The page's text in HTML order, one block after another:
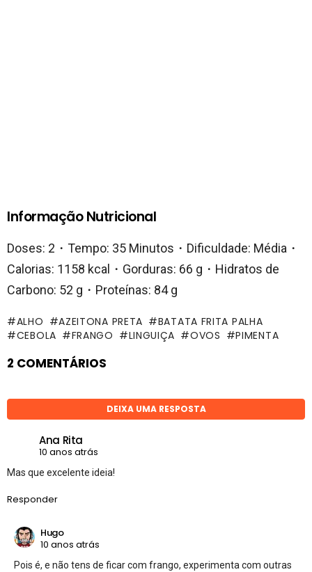
Informação Nutricional
Doses: 2・Tempo: 35 Minutos・Dificuldade: Média・
Calorias: 1158 kcal・Gorduras: 66 g・Hidratos de
Carbono: 52 g・Proteínas: 84 g
ALHO AZEITONA PRETA
BATATA FRITA PALHA
CEBOLA
FRANGO LINGUIÇA OVOS PIMENTA
2 COMENTÁRIOS
DEIXA UMA RESPOSTA
Ana Rita
10 anos atrás
Mas que excelente ideia!
Responder
Hugo
10 anos atrás
Pois é, e não tens de ficar com frango, experimenta com outras